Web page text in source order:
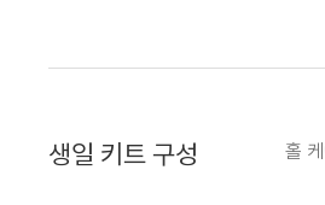
생일 키트 구성 홀